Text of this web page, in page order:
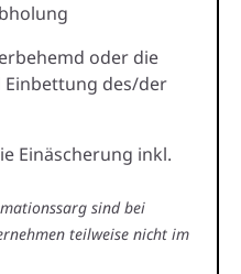
oder die
Einbettung des/der
Einäscherung inkl.
sind bei
teilweise nicht im